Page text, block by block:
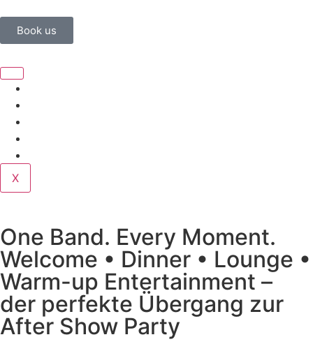
Book us
X
One Band. Every Moment.
Welcome • Dinner • Lounge •
Warm-up Entertainment –
der perfekte Übergang zur
After Show Party